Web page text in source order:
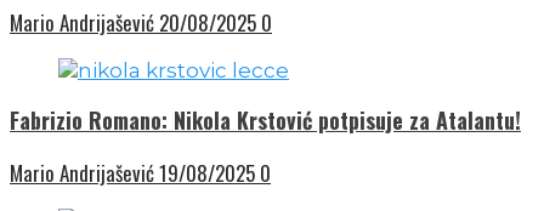
Mario Andrijašević 20/08/2025 0
Fabrizio Romano: Nikola Krstović potpisuje za Atalantu!
Mario Andrijašević19/08/2025 0